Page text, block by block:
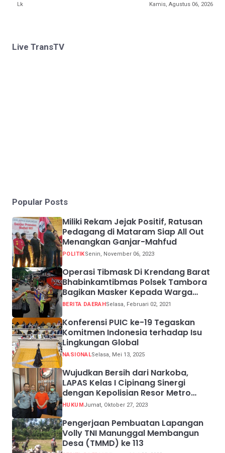
Lk Kamis, Agustus 06, 2026
Live TransTV
Popular Posts
Miliki Rekam Jejak Positif, Ratusan
Pedagang di Mataram Siap All Out
Menangkan Ganjar-Mahfud
POLITIKSenin, November 06, 2023
Operasi Tibmask Di Krendang Barat
Bhabinkamtibmas Polsek Tambora
Bagikan Masker Kepada Warga
Pelanggar Prokes
BERITA DAERAHSelasa, Februari 02, 2021
Konferensi PUIC ke-19 Tegaskan
Komitmen Indonesia terhadap Isu
Lingkungan Global
NASIONALSelasa, Mei 13, 2025
Wujudkan Bersih dari Narkoba,
LAPAS Kelas I Cipinang Sinergi
dengan Kepolisian Resor Metro
Jakarta Barat
HUKUMJumat, Oktober 27, 2023
Pengerjaan Pembuatan Lapangan
Volly TNI Manunggal Membangun
Desa (TMMD) ke 113